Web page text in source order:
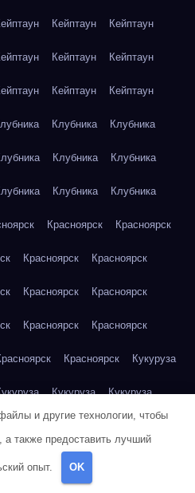
Кейптаун Кейптаун
Кейптаун Кейптаун
Кейптаун Кейптаун
Клубника Клубника
Клубника Клубника
Клубника Клубника
Красноярск Красноярск
Красноярск Красноярск
Красноярск Красноярск
Красноярск Красноярск
Красноярск Кукуруза
Кукуруза Кукуруза
и другие технологии, чтобы
а также предоставить лучший
опыт. OK